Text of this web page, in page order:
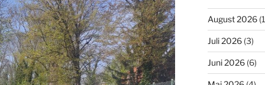
August 2026
Juli 2026(3)
Juni 2026(6)